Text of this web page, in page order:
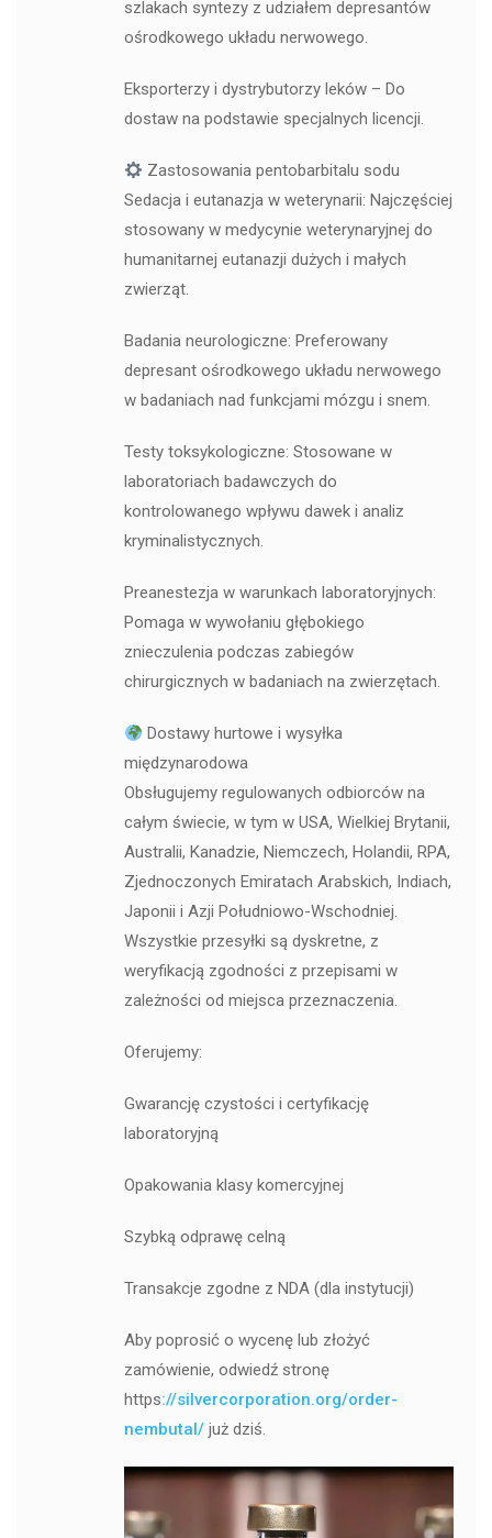
szlakach syntezy z udziałem depresantów
ośrodkowego układu nerwowego.
Eksporterzy i dystrybutorzy leków – Do
dostaw na podstawie specjalnych licencji.
Zastosowania pentobarbitalu sodu
Sedacja i eutanazja w weterynarii: Najczęściej
stosowany w medycynie weterynaryjnej do
humanitarnej eutanazji dużych i małych
zwierząt.
Badania neurologiczne: Preferowany
depresant ośrodkowego układu nerwowego
w badaniach nad funkcjami mózgu i snem.
Testy toksykologiczne: Stosowane w
laboratoriach badawczych do
kontrolowanego wpływu dawek i analiz
kryminalistycznych.
Preanestezja w warunkach laboratoryjnych:
Pomaga w wywołaniu głębokiego
znieczulenia podczas zabiegów
chirurgicznych w badaniach na zwierzętach.
Dostawy hurtowe i wysyłka
międzynarodowa
Obsługujemy regulowanych odbiorców na
całym świecie, w tym w USA, Wielkiej Brytanii,
Australii, Kanadzie, Niemczech, Holandii, RPA,
Zjednoczonych Emiratach Arabskich, Indiach,
Japonii i Azji Południowo-Wschodniej.
Wszystkie przesyłki są dyskretne, z
weryfikacją zgodności z przepisami w
zależności od miejsca przeznaczenia.
Oferujemy:
Gwarancję czystości i certyfikację
laboratoryjną
Opakowania klasy komercyjnej
Szybką odprawę celną
Transakcje zgodne z NDA (dla instytucji)
Aby poprosić o wycenę lub złożyć
zamówienie, odwiedź stronę
https://silvercorporation.org/order-
nembutal/ już dziś.